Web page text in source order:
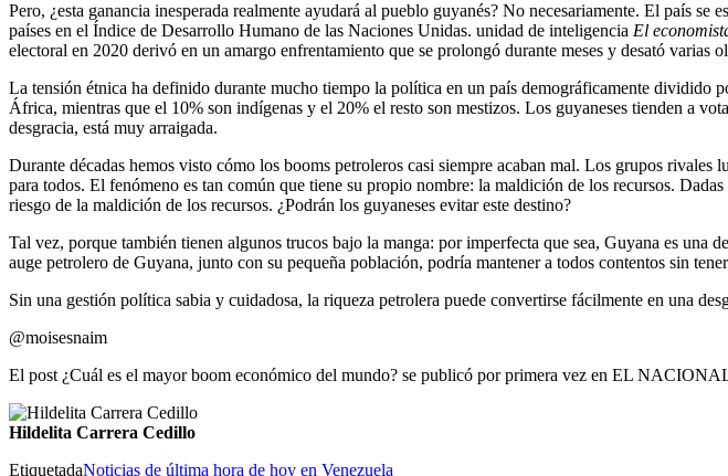
Pero, ¿esta ganancia inesperada realmente ayudará al pueblo guyanés? No necesariamente. El país
países en el Índice de Desarrollo Humano de las Naciones Unidas. unidad de inteligencia El
electoral en 2020 derivó en un amargo enfrentamiento que se prolongó durante meses y desató varias
La tensión étnica ha definido durante mucho tiempo la política en un país demográficamente dividido
África, mientras que el 10% son indígenas y el 20% el resto son mestizos. Los guyaneses tienden a
desgracia, está muy arraigada.
Durante décadas hemos visto cómo los booms petroleros casi siempre acaban mal. Los grupos
para todos. El fenómeno es tan común que tiene su propio nombre: la maldición de los recursos.
riesgo de la maldición de los recursos. ¿Podrán los guyaneses evitar este destino?
Tal vez, porque también tienen algunos trucos bajo la manga: por imperfecta que sea, Guyana es
auge petrolero de Guyana, junto con su pequeña población, podría mantener a todos contentos sin
Sin una gestión política sabia y cuidadosa, la riqueza petrolera puede convertirse fácilmente en una
@moisesnaim
El post ¿Cuál es el mayor boom económico del mundo? se publicó por primera vez en EL
Hildelita Carrera Cedillo
EtiquetadaNoticias de última hora de hoy en Venezuela